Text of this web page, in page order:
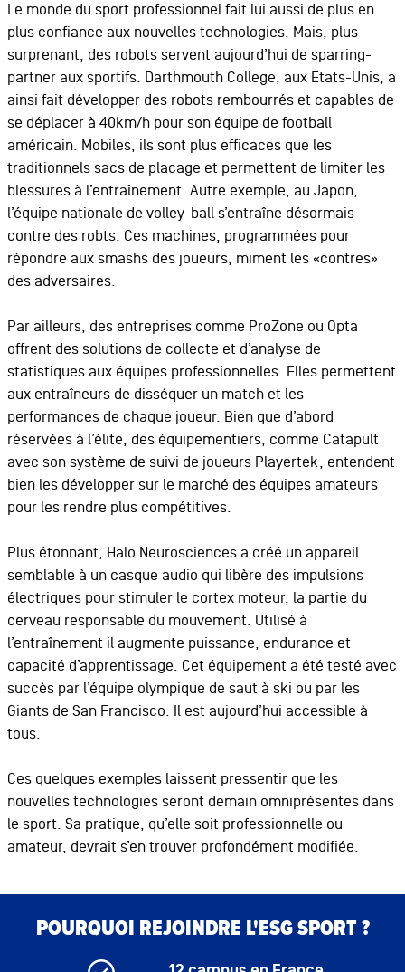
Le monde du sport professionnel fait lui aussi de plus en
plus confiance aux nouvelles technologies. Mais, plus
surprenant, des robots servent aujourd’hui de sparring-
partner aux sportifs. Darthmouth College, aux Etats-Unis, a
ainsi fait développer des robots rembourrés et capables de
se déplacer à 40km/h pour son équipe de football
américain. Mobiles, ils sont plus efficaces que les
traditionnels sacs de placage et permettent de limiter les
blessures à l’entraînement. Autre exemple, au Japon,
l’équipe nationale de volley-ball s’entraîne désormais
contre des robts. Ces machines, programmées pour
répondre aux smashs des joueurs, miment les «contres»
des adversaires.
Par ailleurs, des entreprises comme ProZone ou Opta
offrent des solutions de collecte et d’analyse de
statistiques aux équipes professionnelles. Elles permettent
aux entraîneurs de disséquer un match et les
performances de chaque joueur. Bien que d’abord
réservées à l’élite, des équipementiers, comme Catapult
avec son système de suivi de joueurs Playertek, entendent
bien les développer sur le marché des équipes amateurs
pour les rendre plus compétitives.
Plus étonnant, Halo Neurosciences a créé un appareil
semblable à un casque audio qui libère des impulsions
électriques pour stimuler le cortex moteur, la partie du
cerveau responsable du mouvement. Utilisé à
l’entraînement il augmente puissance, endurance et
capacité d’apprentissage. Cet équipement a été testé avec
succès par l’équipe olympique de saut à ski ou par les
Giants de San Francisco. Il est aujourd’hui accessible à
tous.
Ces quelques exemples laissent pressentir que les
nouvelles technologies seront demain omniprésentes dans
le sport. Sa pratique, qu’elle soit professionnelle ou
amateur, devrait s’en trouver profondément modifiée.
POURQUOI REJOINDRE L'ESG SPORT ?